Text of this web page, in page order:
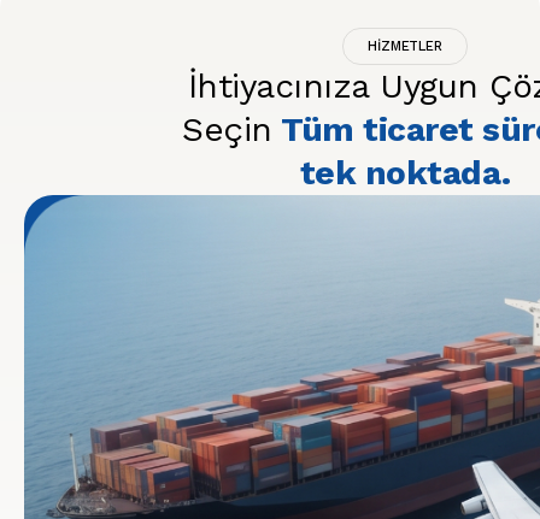
HİZMETLER
İhtiyacınıza Uygun
Seçin Tüm ticaret
tek noktada.